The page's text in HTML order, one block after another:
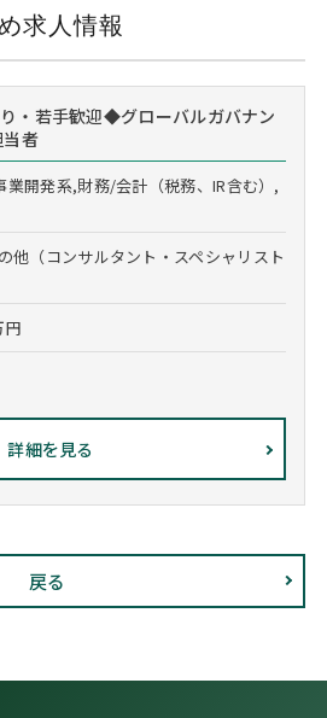
求人情報
・若手歓迎◆グローバルガバナン
者
業開発系,財務/会計（税務、IR含む）,
他（コンサルタント・スペシャリスト
円
詳細を見る
戻る